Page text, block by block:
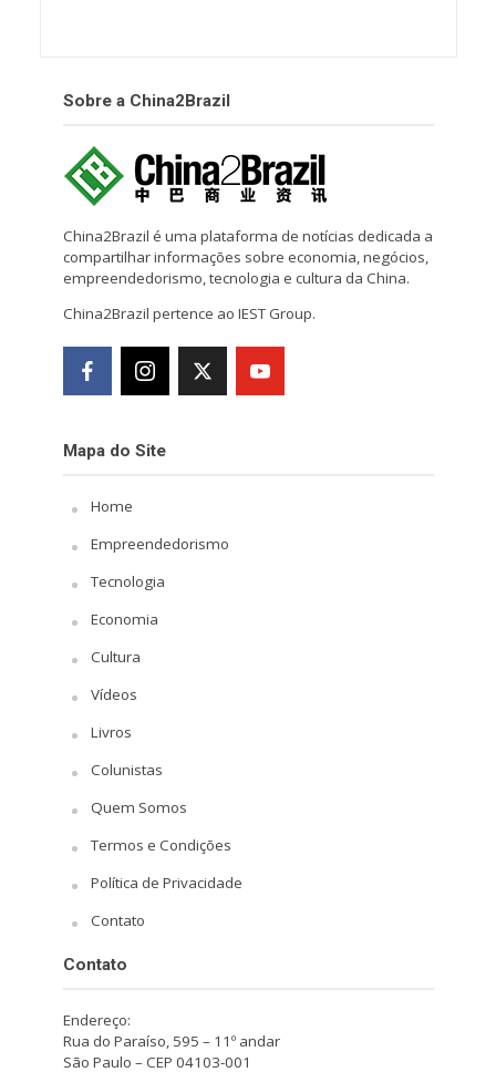
Sobre a China2Brazil
China2Brazil é uma plataforma de notícias dedicada a
compartilhar informações sobre economia, negócios,
empreendedorismo, tecnologia e cultura da China.
China2Brazil pertence ao IEST Group.
Mapa do Site
Home
Empreendedorismo
Tecnologia
Economia
Cultura
Vídeos
Livros
Colunistas
Quem Somos
Termos e Condições
Política de Privacidade
Contato
Contato
Endereço:
Rua do Paraíso, 595 – 11º andar
São Paulo – CEP 04103-001